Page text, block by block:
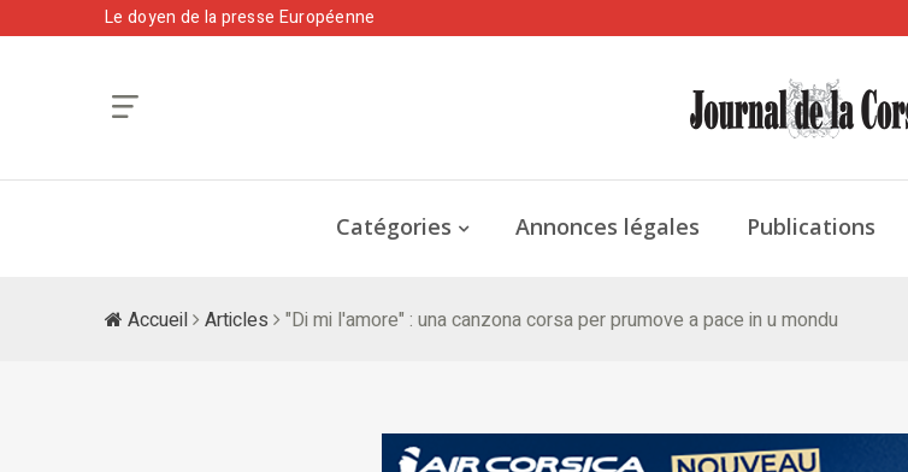
Le doyen de la presse Européenne
Catégories Annonces légales Publications
Accueil Articles "Di mi l'amore" : una canzona corsa per prumove a pace in u mondu